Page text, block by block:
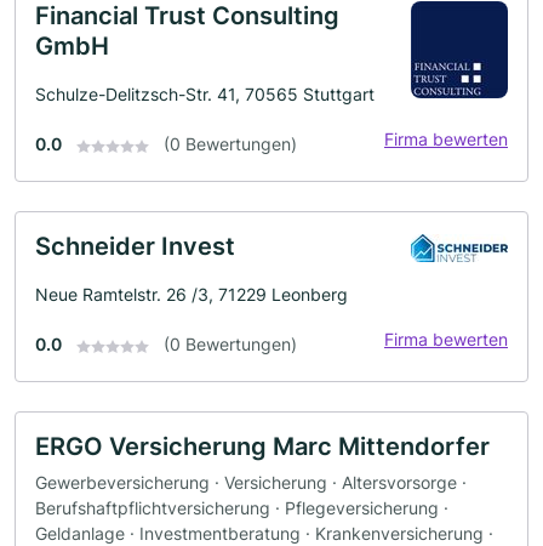
Financial Trust Consulting
GmbH
Schulze-Delitzsch-Str. 41, 70565 Stuttgart
0.0 (0 Bewertungen) Firma bewerten
Schneider Invest
Neue Ramtelstr. 26 /3, 71229 Leonberg
0.0 (0 Bewertungen) Firma bewerten
ERGO Versicherung Marc Mittendorfer
Gewerbeversicherung · Versicherung · Altersvorsorge ·
Berufshaftpflichtversicherung · Pflegeversicherung ·
Geldanlage · Investmentberatung · Krankenversicherung ·